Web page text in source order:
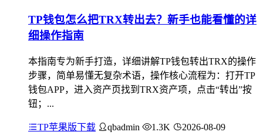
TP钱包怎么把TRX转出去？新手也能看懂的详
细操作指南
本指南专为新手打造，详细讲解TP钱包转出TRX的操作
步骤，简单易懂无复杂术语，操作核心流程为：打开TP
钱包APP，进入资产页找到TRX资产项，点击“转出”按
钮；...
TP苹果版下载 qbadmin 1.3K 2026-08-09